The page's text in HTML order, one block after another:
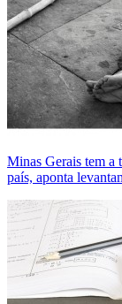
Minas Gerais tem a
país, aponta